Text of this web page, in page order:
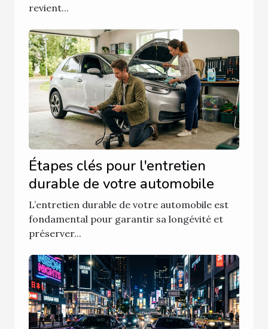
revient...
Étapes clés pour l'entretien
durable de votre automobile
L’entretien durable de votre automobile est
fondamental pour garantir sa longévité et
préserver...